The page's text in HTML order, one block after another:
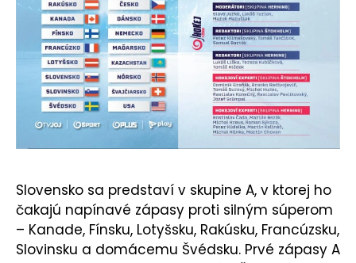
Slovensko sa predstaví v skupine A, v ktorej ho
čakajú napínavé zápasy proti silným súperom
– Kanade, Fínsku, Lotyšsku, Rakúsku, Francúzsku,
Slovinsku a domácemu Švédsku. Prvé zápasy A